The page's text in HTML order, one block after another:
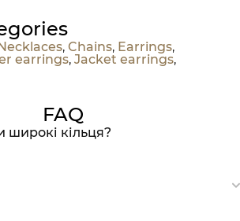
Necklaces, Chains, Earrings,
earrings, Jacket earrings,
FAQ
широкі кільця?